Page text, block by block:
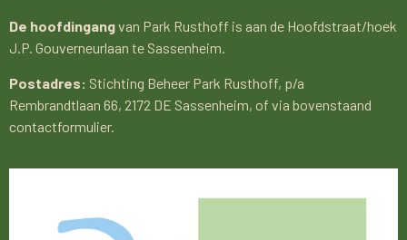
De hoofdingangvan Park Rusthoff is aan de Hoofdstraat/hoek
J.P. Gouverneurlaan te Sassenheim.
Postadres: Stichting Beheer Park Rusthoff, p/a
Rembrandtlaan 66, 2172 DE Sassenheim, of via bovenstaand
contactformulier.